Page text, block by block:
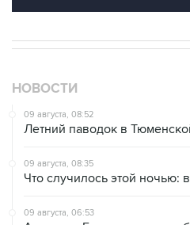
НОВОСТИ
09 августа, 08:52
Летний паводок в
09 августа, 08:35
Что случилось этой ночью:
09 августа, 06:53